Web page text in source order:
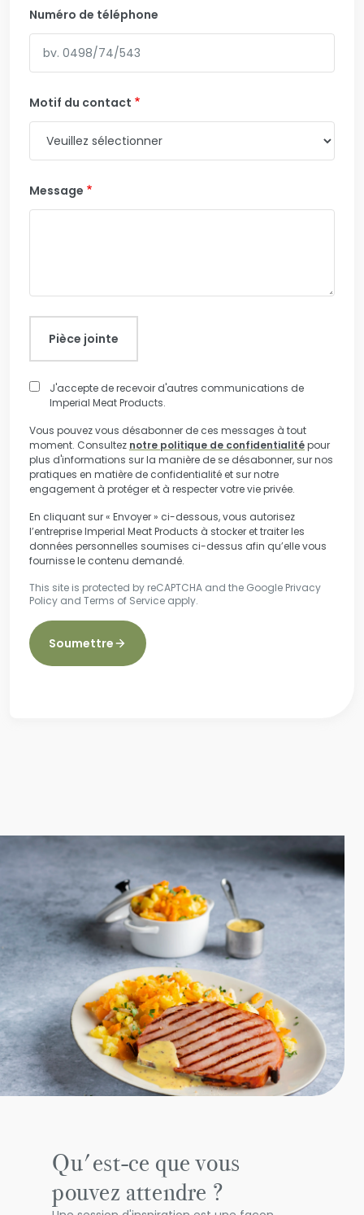
Numéro de téléphone
Motif du contact
Message
Pièce jointe
J'accepte de recevoir d'autres communications de
Imperial Meat Products.
Vous pouvez vous désabonner de ces messages à tout
moment. Consultez notre politique de confidentialitépour
plus d'informations sur la manière de se désabonner, sur nos
pratiques en matière de confidentialité et sur notre
engagement à protéger et à respecter votre vie privée.
En cliquant sur « Envoyer » ci-dessous, vous autorisez
l’entreprise Imperial Meat Products à stocker et traiter les
données personnelles soumises ci-dessus afin qu’elle vous
fournisse le contenu demandé.
This site is protected by reCAPTCHA and the Google Privacy
Policy and Terms of Service apply.
Soumettre
Qu'est-ce que vous
pouvez attendre ?